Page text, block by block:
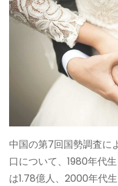
中国の第7回国勢調査に
口について、1980年代
は1.78億人、2000年代